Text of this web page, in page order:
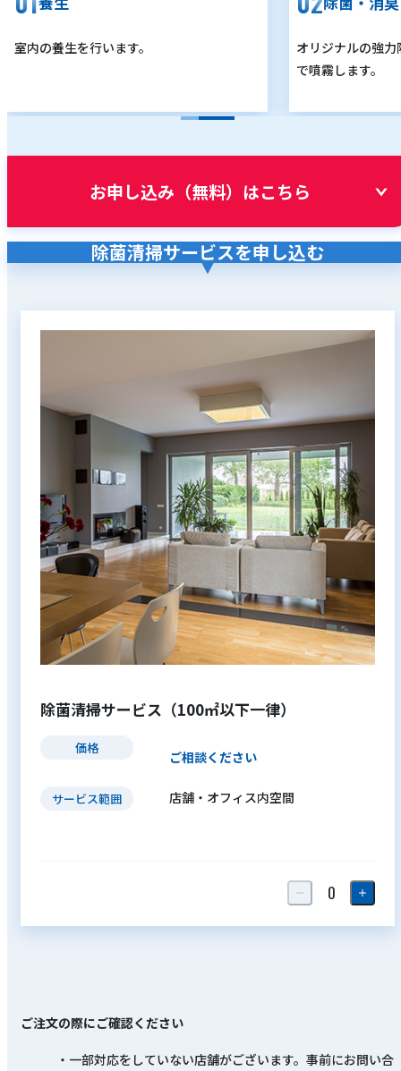
室内の養生を行います。
オリジナルの強
で噴霧します。
お申し込み（無料）はこちら
除菌清掃サービスを申し込む
除菌清掃サービス（100㎡以下一律）
価格
ご相談ください
サービス範囲 店舗・オフィス内空間
ご注文の際にご確認ください
一部対応をしていない店舗がございます。事前にお問い合